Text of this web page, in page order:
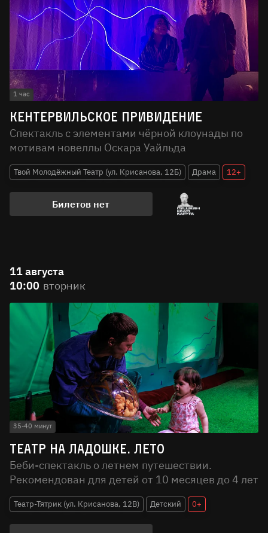
1 час
Кентервильское привидение
Спектакль с элементами чёрной клоунады по
мотивам новеллы Оскара Уайльда
Твой Молодёжный Театр (ул. Крисанова, 12Б) Драма 12+
Билетов нет
11 августа
10:00 вторник
35-40 минут
Театр на ладошке. Лето
Беби-спектакль о летнем путешествии.
Рекомендован для детей от 10 месяцев до 4 лет
Театр-Тятрик (ул. Крисанова, 12В) Детский 0+